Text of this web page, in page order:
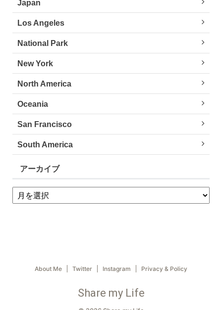
Japan
Los Angeles
National Park
New York
North America
Oceania
San Francisco
South America
アーカイブ
About Me Twitter Instagram Privacy & Policy
Share my Life